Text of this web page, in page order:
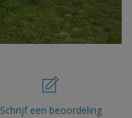
Schrijf een beoordeling